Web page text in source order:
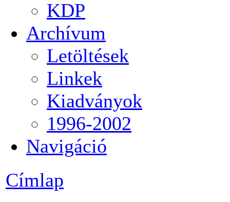
KDP
Archívum
Letöltések
Linkek
Kiadványok
1996-2002
Navigáció
Címlap